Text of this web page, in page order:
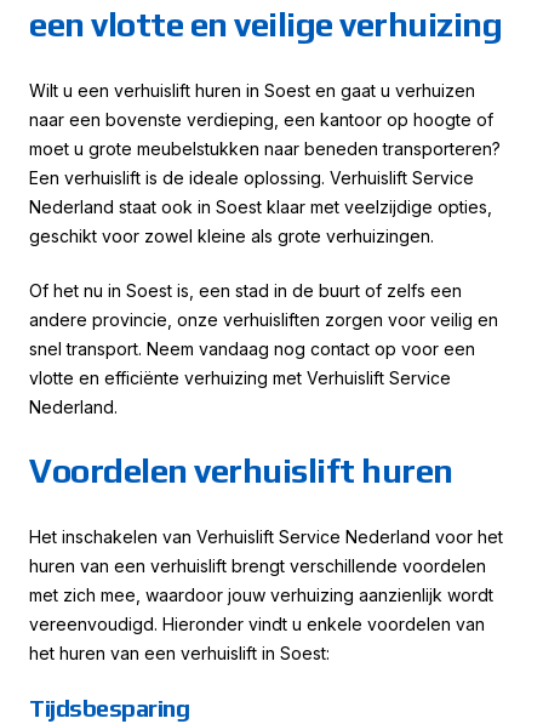
een vlotte en veilige verhuizing
Wilt u een verhuislift huren in Soest en gaat u verhuizen
naar een bovenste verdieping, een kantoor op hoogte of
moet u grote meubelstukken naar beneden transporteren?
Een verhuislift is de ideale oplossing. Verhuislift Service
Nederland staat ook in Soest klaar met veelzijdige opties,
geschikt voor zowel kleine als grote verhuizingen.
Of het nu in Soest is, een stad in de buurt of zelfs een
andere provincie, onze verhuisliften zorgen voor veilig en
snel transport. Neem vandaag nog contact op voor een
vlotte en efficiënte verhuizing met Verhuislift Service
Nederland.
Voordelen verhuislift huren
Het inschakelen van Verhuislift Service Nederland voor het
huren van een verhuislift brengt verschillende voordelen
met zich mee, waardoor jouw verhuizing aanzienlijk wordt
vereenvoudigd. Hieronder vindt u enkele voordelen van
het huren van een verhuislift in Soest:
Tijdsbesparing